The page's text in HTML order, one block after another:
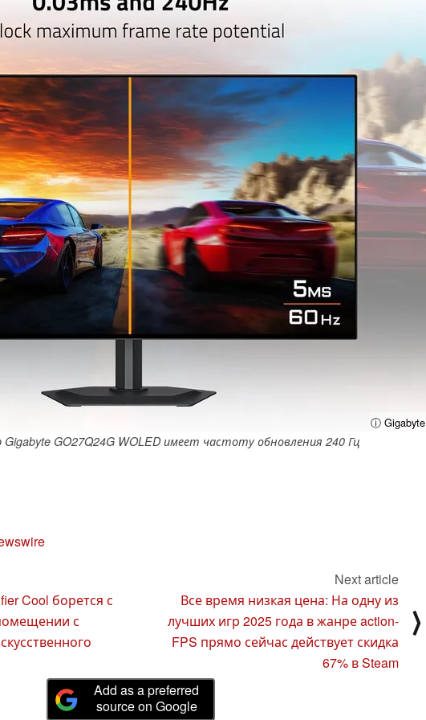
ⓘ Gigabyte
GO27Q24G WOLED имеет частоту обновления 240 Гц
Cool борется с
с
Next article
Все время низкая цена: На одну из
лучших игр 2025 года в жанре action-
FPS прямо сейчас действует скидка
67% в Steam
⟩
Add as a preferred
source on Google